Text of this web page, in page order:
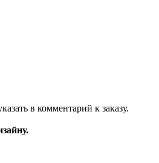
в комментарий к заказу.